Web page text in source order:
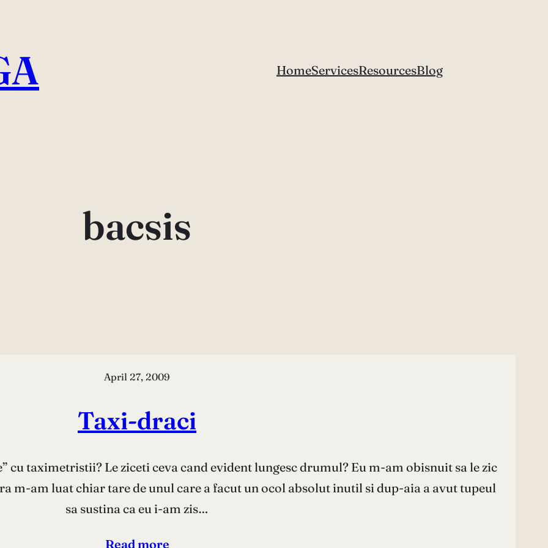
HomeServicesResourcesBlog
bacsis
April 27, 2009
Taxi-draci
cu taximetristii? Le ziceti ceva cand evident lungesc drumul? Eu m-am obisnuit sa le zic
m-am luat chiar tare de unul care a facut un ocol absolut inutil si dup-aia a avut tupeul
sa sustina ca eu i-am zis…
Read more